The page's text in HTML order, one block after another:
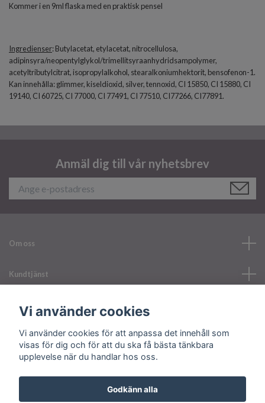
Kommer i en 9ml flaska med en praktisk pensel
Ingredienser: Butylacetat, etylacetat, nitrocellulosa,
adipinsyra/neopentylglykol/trimellitsyraanhydridsampolymer,
acetyltributylcitrat, isopropylalkohol, stearalkoniumhektorit, bensofenon-1.
Kan innehålla: glimmer, kiseldioxid, silver, tennoxid, CI 15850, CI 15880, CI
19140, CI 60725, CI 77000, CI 77491, CI 77510, CI77266, CI77891.
Anmäl dig till vår nyhetsbrev
Om oss
Kundtjänst
Läs mer
Sociala medier
Vi använder cookies
Vi använder cookies för att anpassa det innehåll som
visas för dig och för att du ska få bästa tänkbara
upplevelse när du handlar hos oss.
Godkänn alla